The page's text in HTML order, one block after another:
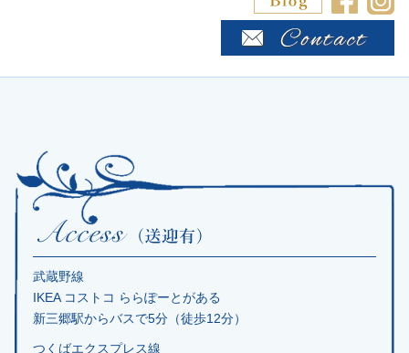
武蔵野線
IKEA コストコ ららぽーとがある
新三郷駅からバスで5分（徒歩12分）
つくばエクスプレス線